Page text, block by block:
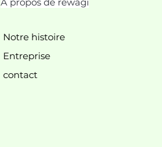
Notre histoire
Entreprise
contact